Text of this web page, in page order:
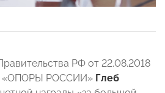
РФ от 22.08.2018
«ОПОРЫ РОССИИ» Глеб